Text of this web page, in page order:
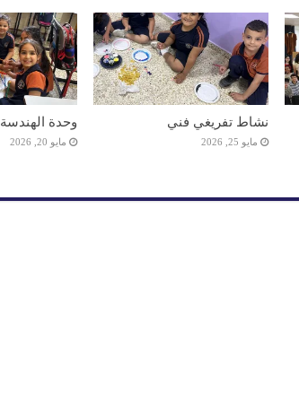
نشاط تفريغي فني
مايو 25, 2026
وحدة الهندسة
مايو 20, 2026